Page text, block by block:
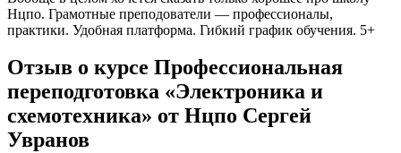
Нцпо. Грамотные преподователи — профессионалы,
практики. Удобная платформа. Гибкий график обучения. 5+
Отзыв о курсе Профессиональная
переподготовка «Электроника и
схемотехника» от Нцпо Сергей
Увранов